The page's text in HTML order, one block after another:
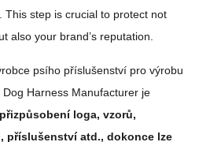
This step is crucial to protect not
also your brand’s reputation.
psího příslušenství pro výrobu
Harness Manufacturer je
loga, vzorů,
příslušenství atd., dokonce lze